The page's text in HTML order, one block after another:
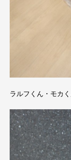
ラルフくん・モカ